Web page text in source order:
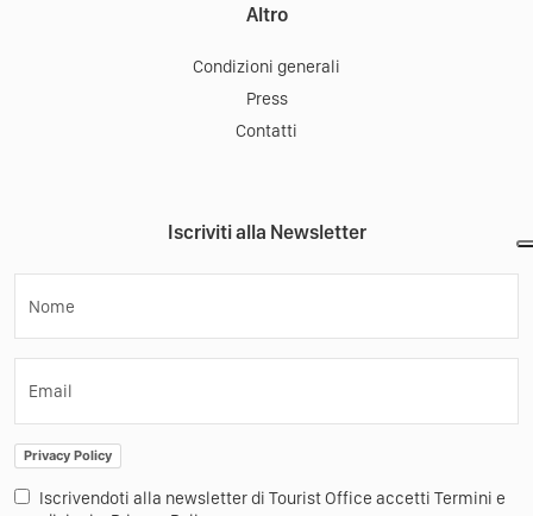
Altro
Condizioni generali
Press
Contatti
Iscriviti alla Newsletter
Nome
Email
Privacy Policy
Iscrivendoti alla newsletter di Tourist Office accetti Termini e